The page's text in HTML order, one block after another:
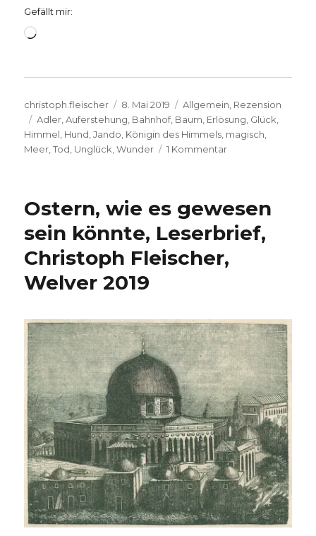
Gefällt mir:
Wird
Autor
christoph.fleischer
Veröffentlicht
am
8. Mai 2019 Kategorien
Allgemein, Rezension
Schlagwörter
Adler,Auferstehung, Bahnhof, Baum, Erlösung, Glück,
Himmel, Hund,Jando, Königin des Himmels, magisch,
Meer,Tod, Unglück,Wunder 1 Kommentarzu
Glück
und
Wunder,
von
2019
Ostern, wie es gewesen
sein könnte, Leserbrief,
Christoph Fleischer,
Welver 2019